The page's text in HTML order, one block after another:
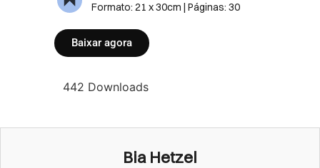
Formato: 21 x 30cm | Páginas: 30
Baixar agora
442 Downloads
Bia Hetzel